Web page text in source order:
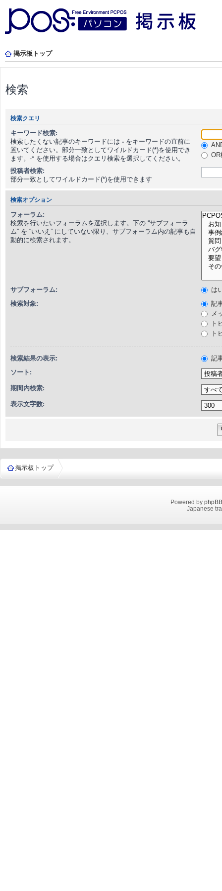
掲示板トップ
検索
検索クエリ
キーワード検索:
検索したくない記事のキーワードには - をキーワードの直前に
置いてください。部分一致としてワイルドカード(*)を使用でき
ます。-* を使用する場合はクエリ検索を選択してください。
OR
投稿者検索:
部分一致としてワイルドカード(*)を使用できます
検索オプション
フォーラム:
検索を行いたいフォーラムを選択します。下の “サブフォーラ
ム” を “いいえ” にしていない限り、サブフォーラム内の記事も自
動的に検索されます。
サブフォーラム:
は
検索対象:
記
メ
ト
ト
検索結果の表示:
記
ソート:
期間内検索:
表示文字数:
掲示板トップ
Powered by phpBB
Japanese